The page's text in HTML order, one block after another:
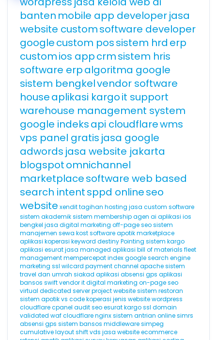
banten mobile app developerjasa
website customsoftware developer
googlecustom possistem hrd erp
customios appcrmsistem hris
software erpalgoritma google
sistem bengkelvendor software
houseaplikasi kargoit support
warehouse management system
google indeksapi cloudflarewms
vps panel gratis jasa google
adwords jasa website jakarta
blogspotomnichannel
marketplacesoftware web based
search intentsppd onlineseo
website xendittagihan hosting jasa custom software
sistem akademiksistem membershipagen ai aplikasi ios
bengkel jasa digital marketing off-page seosistem
manajemen sewa kostsoftware apotikmarketplace
aplikasi koperasi keyword destinyPointing sistem kargo
aplikasi esuratjasa managed aplikasi bill of materials fleet
managementmempercepat index googlesearch engine
marketing ssl wilcard payment channel apachesistem
travel dan umrah siakad aplikasi absensi gps aplikasi
bansos swiftvendor itdigital marketing on-page seo
virtual dedicated serverproject websitesistem restoran
sistem apotikvs codekoperasi jenis websitewordpress
cloudflarecpanel audit seoesuratkargossl domain
validated waf cloudflarenginxsistem antrian onlinesimrs
absensi gps sistem bansos middlewaresimpeg
cumulative layout shiftvds jasa website ecommerce